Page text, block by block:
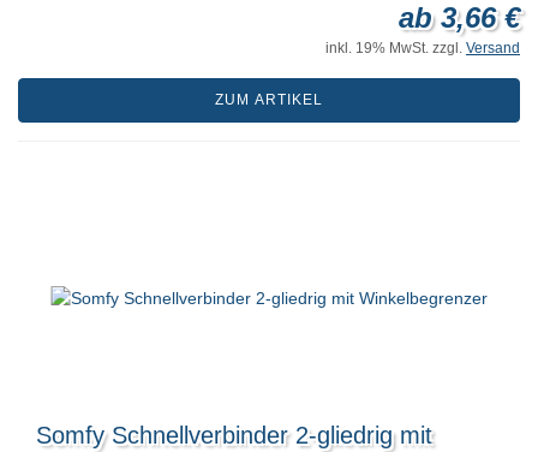
ab 3,66 €
inkl. 19% MwSt. zzgl. Versand
ZUM ARTIKEL
Somfy Schnellverbinder 2-gliedrig mit